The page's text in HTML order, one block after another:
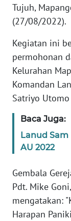
Tujuh,
(27/08/2022).
Kegiatan ini
permohonan
Kelurahan
Komandan
Satriyo Utomo
Baca Juga:
Lanud
AU 2022
Gembala
Pdt. Mike
mengatakan:
Harapan
KARIR
DISCLAIMER
Wahana
News
Regional
WN
WN
WN
JABAR